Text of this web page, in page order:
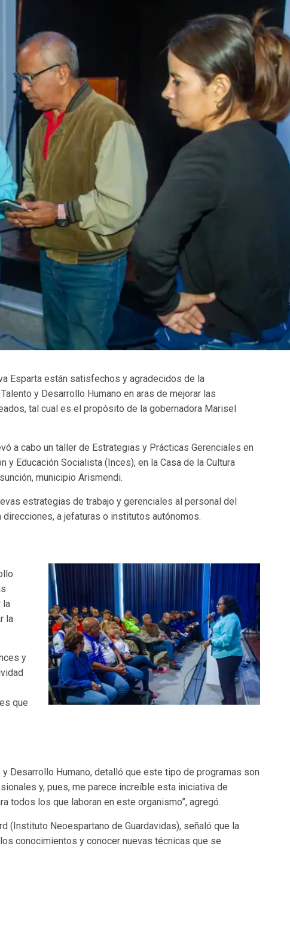
Esparta están satisfechos y agradecidos de la
y Desarrollo Humano en aras de mejorar las
tal cual es el propósito de la gobernadora Marisel
a cabo un taller de Estrategias y Prácticas Gerenciales en
y Educación Socialista (Inces), en la Casa de la Cultura
municipio Arismendi.
estrategias de trabajo y gerenciales al personal del
a jefaturas o institutos autónomos.
la
la
y
que
Desarrollo Humano, detalló que este tipo de programas son
y, pues, me parece increíble esta iniciativa de
todos los que laboran en este organismo”, agregó.
(Instituto Neoespartano de Guardavidas), señaló que la
conocimientos y conocer nuevas técnicas que se